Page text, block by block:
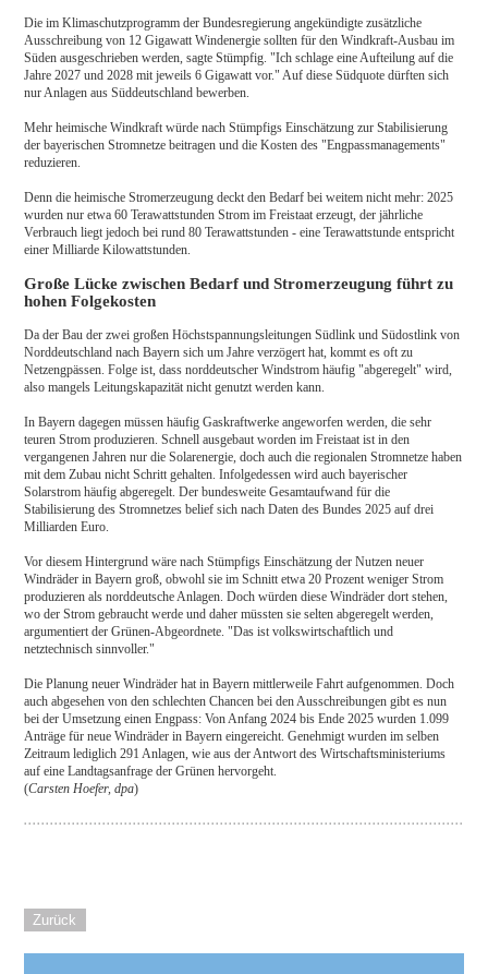
Die im Klimaschutzprogramm der Bundesregierung angekündigte zusätzliche
Ausschreibung von 12 Gigawatt Windenergie sollten für den Windkraft-Ausbau im
Süden ausgeschrieben werden, sagte Stümpfig. "Ich schlage eine Aufteilung auf die
Jahre 2027 und 2028 mit jeweils 6 Gigawatt vor." Auf diese Südquote dürften sich
nur Anlagen aus Süddeutschland bewerben.
Mehr heimische Windkraft würde nach Stümpfigs Einschätzung zur Stabilisierung
der bayerischen Stromnetze beitragen und die Kosten des "Engpassmanagements"
reduzieren.
Denn die heimische Stromerzeugung deckt den Bedarf bei weitem nicht mehr: 2025
wurden nur etwa 60 Terawattstunden Strom im Freistaat erzeugt, der jährliche
Verbrauch liegt jedoch bei rund 80 Terawattstunden - eine Terawattstunde entspricht
einer Milliarde Kilowattstunden.
Große Lücke zwischen Bedarf und Stromerzeugung führt zu
hohen Folgekosten
Da der Bau der zwei großen Höchstspannungsleitungen Südlink und Südostlink von
Norddeutschland nach Bayern sich um Jahre verzögert hat, kommt es oft zu
Netzengpässen. Folge ist, dass norddeutscher Windstrom häufig "abgeregelt" wird,
also mangels Leitungskapazität nicht genutzt werden kann.
In Bayern dagegen müssen häufig Gaskraftwerke angeworfen werden, die sehr
teuren Strom produzieren. Schnell ausgebaut worden im Freistaat ist in den
vergangenen Jahren nur die Solarenergie, doch auch die regionalen Stromnetze haben
mit dem Zubau nicht Schritt gehalten. Infolgedessen wird auch bayerischer
Solarstrom häufig abgeregelt. Der bundesweite Gesamtaufwand für die
Stabilisierung des Stromnetzes belief sich nach Daten des Bundes 2025 auf drei
Milliarden Euro.
Vor diesem Hintergrund wäre nach Stümpfigs Einschätzung der Nutzen neuer
Windräder in Bayern groß, obwohl sie im Schnitt etwa 20 Prozent weniger Strom
produzieren als norddeutsche Anlagen. Doch würden diese Windräder dort stehen,
wo der Strom gebraucht werde und daher müssten sie selten abgeregelt werden,
argumentiert der Grünen-Abgeordnete. "Das ist volkswirtschaftlich und
netztechnisch sinnvoller."
Die Planung neuer Windräder hat in Bayern mittlerweile Fahrt aufgenommen. Doch
auch abgesehen von den schlechten Chancen bei den Ausschreibungen gibt es nun
bei der Umsetzung einen Engpass: Von Anfang 2024 bis Ende 2025 wurden 1.099
Anträge für neue Windräder in Bayern eingereicht. Genehmigt wurden im selben
Zeitraum lediglich 291 Anlagen, wie aus der Antwort des Wirtschaftsministeriums
auf eine Landtagsanfrage der Grünen hervorgeht.
(Carsten Hoefer, dpa)
Zurück